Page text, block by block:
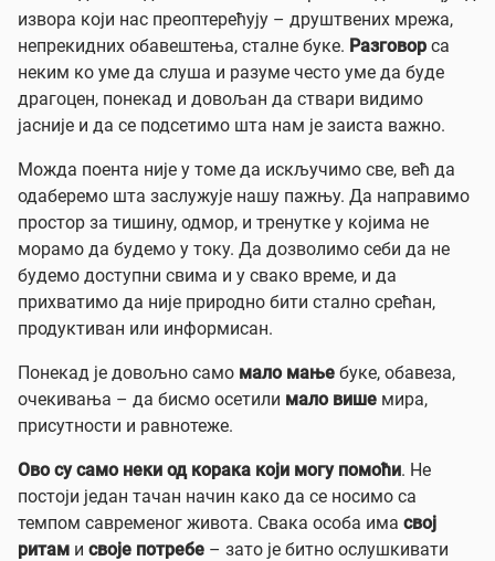
извора који нас преоптерећују – друштвених мрежа,
непрекидних обавештења, сталне буке. Разговор са
неким ко уме да слуша и разуме често уме да буде
драгоцен, понекад и довољан да ствари видимо
јасније и да се подсетимо шта нам је заиста важно.
Можда поента није у томе да искључимо све, већ да
одаберемо шта заслужује нашу пажњу. Да направимо
простор за тишину, одмор, и тренутке у којима не
морамо да будемо у току. Да дозволимо себи да не
будемо доступни свима и у свако време, и да
прихватимо да није природно бити стално срећан,
продуктиван или информисан.
Понекад је довољно само мало мање буке, обавеза,
очекивања – да бисмо осетили мало више мира,
присутности и равнотеже.
Ово су само неки од корака који могу помоћи. Не
постоји један тачан начин како да се носимо са
темпом савременог живота. Свака особа има свој
ритам и своје потребе – зато је битно ослушкивати